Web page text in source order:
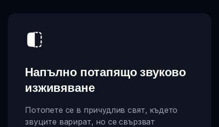
Напълно потапящо звуково
изживяване
Потопете се в причудлив свят, където
звуците варират, но се свързват